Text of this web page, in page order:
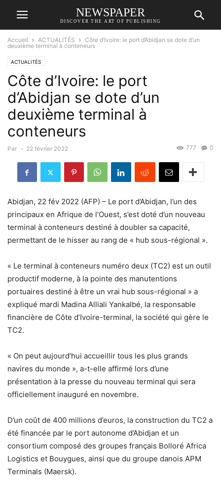
NEWSPAPER
DISCOVER THE ART OF PUBLISHING
Accueil ACTUALITÉS
Côte d’Ivoire: le port d’Abidjan se dote d’un
deuxième terminal à conteneurs
ACTUALITÉS
Côte d’Ivoire: le port
d’Abidjan se dote d’un
deuxième terminal à
conteneurs
Par - 22 février 2022 0
777
Abidjan, 22 fév 2022 (AFP) – Le port d’Abidjan, l’un des
principaux en Afrique de l’Ouest, s’est doté d’un nouveau
terminal à conteneurs destiné à doubler sa capacité,
permettant de le hisser au rang de « hub sous-régional ».
« Le terminal à conteneurs numéro deux (TC2) est un outil
productif moderne, à la pointe des manutentions
portuaires destiné à être un vrai hub sous-régional » a
expliqué mardi Madina Alliali Yankalbé, la responsable
financière de Côte d’Ivoire-terminal, la société qui gère le
TC2.
« On peut aujourd’hui accueillir tous les plus grands
navires du monde », a-t-elle affirmé lors d’une
présentation à la presse du nouveau terminal qui sera
officiellement inauguré en novembre.
D’un coût de 400 millions d’euros, la construction du TC2 a
été financée par le port autonome d’Abidjan et un
consortium composé des groupes français Bolloré Africa
Logistics et Bouygues, ainsi que du groupe danois APM
Terminals (Maersk).